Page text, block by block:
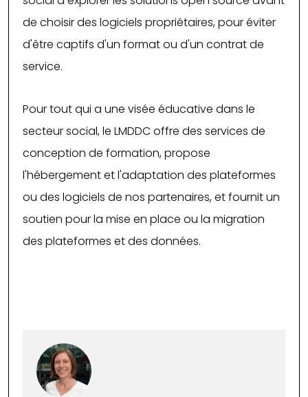
de choisir des logiciels propriétaires, pour éviter
d'être captifs d'un format ou d'un contrat de
service.
Pour tout qui a une visée éducative dans le
secteur social, le LMDDC offre des services de
conception de formation, propose
l'hébergement et l'adaptation des plateformes
ou des logiciels de nos partenaires, et fournit un
soutien pour la mise en place ou la migration
des plateformes et des données.